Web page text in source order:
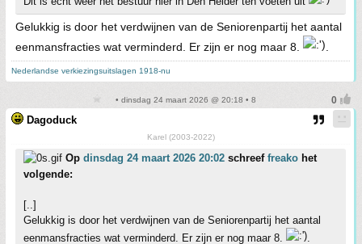
Gelukkig is door het verdwijnen van de Seniorenpartij het aantal
eenmansfracties wat verminderd. Er zijn er nog maar 8.
Nederlandse verkiezingsuitslagen 1918-nu
• dinsdag 24 maart 2026 @ 20:18 • 8
Dagoduck
Karel (2003-2022)
Op dinsdag 24 maart 2026 20:02 schreef freako het
volgende:
[..]
Gelukkig is door het verdwijnen van de Seniorenpartij het aantal
eenmansfracties wat verminderd. Er zijn er nog maar 8.
.